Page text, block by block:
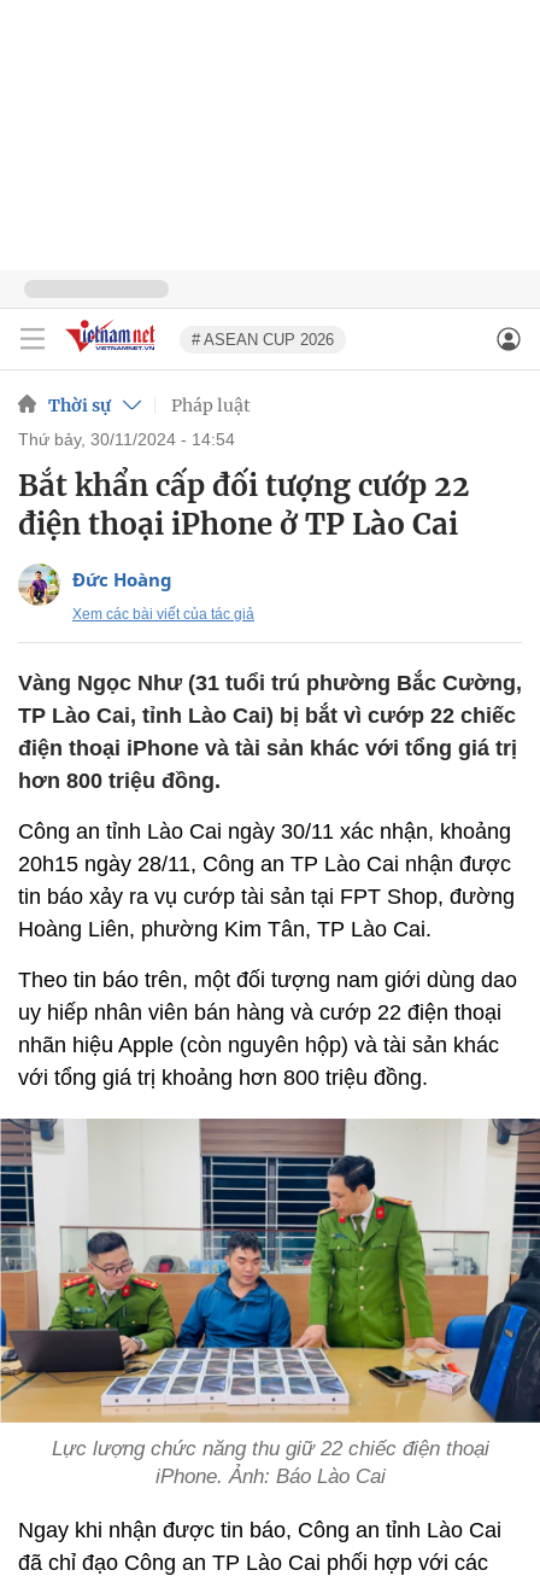
# ASEAN CUP 2026
Thời sự Pháp luật
thứ bảy, 30/11/2024 - 14:54
Bắt khẩn cấp đối tượng cướp 22
điện thoại iPhone ở TP Lào Cai
Đức Hoàng
Xem các bài viết của tác giả
Vàng Ngọc Như (31 tuổi trú phường Bắc Cường,
TP Lào Cai, tỉnh Lào Cai) bị bắt vì cướp 22 chiếc
điện thoại iPhone và tài sản khác với tổng giá trị
hơn 800 triệu đồng.
Công an tỉnh Lào Cai ngày 30/11 xác nhận, khoảng
20h15 ngày 28/11, Công an TP Lào Cai nhận được
tin báo xảy ra vụ cướp tài sản tại FPT Shop, đường
Hoàng Liên, phường Kim Tân, TP Lào Cai.
Theo tin báo trên, một đối tượng nam giới dùng dao
uy hiếp nhân viên bán hàng và cướp 22 điện thoại
nhãn hiệu Apple (còn nguyên hộp) và tài sản khác
với tổng giá trị khoảng hơn 800 triệu đồng.
Lực lượng chức năng thu giữ 22 chiếc điện thoại
iPhone. Ảnh: Báo Lào Cai
Ngay khi nhận được tin báo, Công an tỉnh Lào Cai
đã chỉ đạo Công an TP Lào Cai phối hợp với các